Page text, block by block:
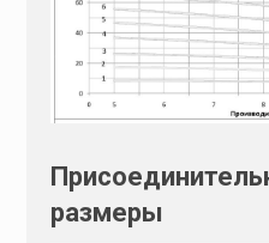
размеры